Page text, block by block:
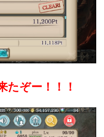
たぞー！！！